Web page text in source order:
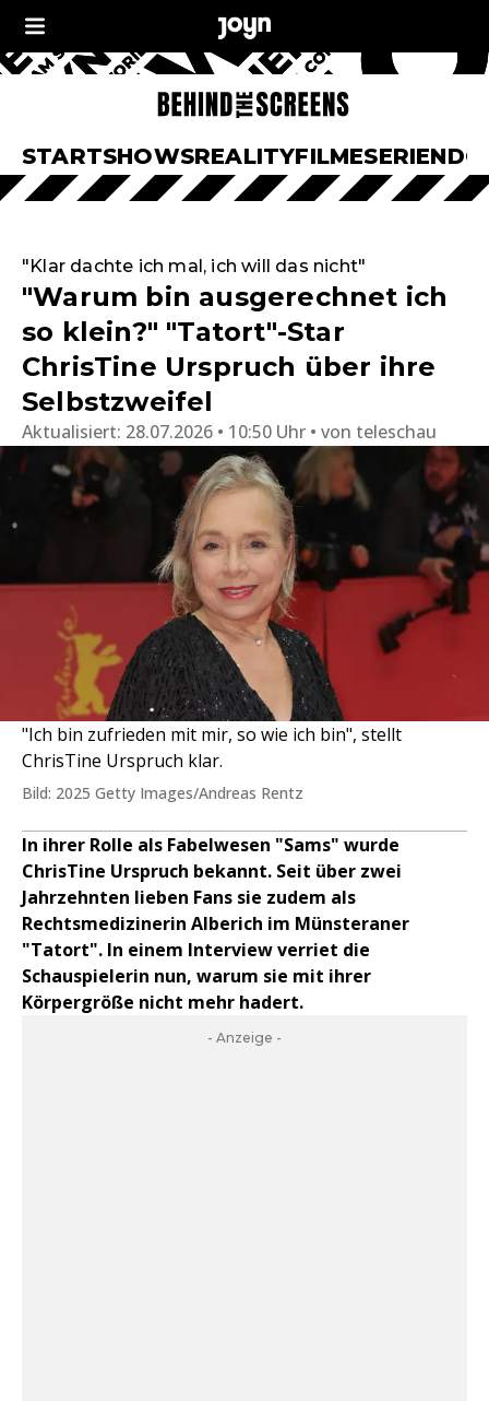
STARTSHOWSREALITYFILMESERIEN
"Klar dachte ich mal, ich will das nicht"
"Warum bin ausgerechnet ich
so klein?" "Tatort"-Star
ChrisTine Urspruch über ihre
Selbstzweifel
Aktualisiert: 28.07.2026 • 10:50 Uhr von teleschau
"Ich bin zufrieden mit mir, so wie ich bin", stellt
ChrisTine Urspruch klar.
Bild: 2025 Getty Images/Andreas Rentz
In ihrer Rolle als Fabelwesen "Sams" wurde
ChrisTine Urspruch bekannt. Seit über zwei
Jahrzehnten lieben Fans sie zudem als
Rechtsmedizinerin Alberich im Münsteraner
"Tatort". In einem Interview verriet die
Schauspielerin nun, warum sie mit ihrer
Körpergröße nicht mehr hadert.
- Anzeige -